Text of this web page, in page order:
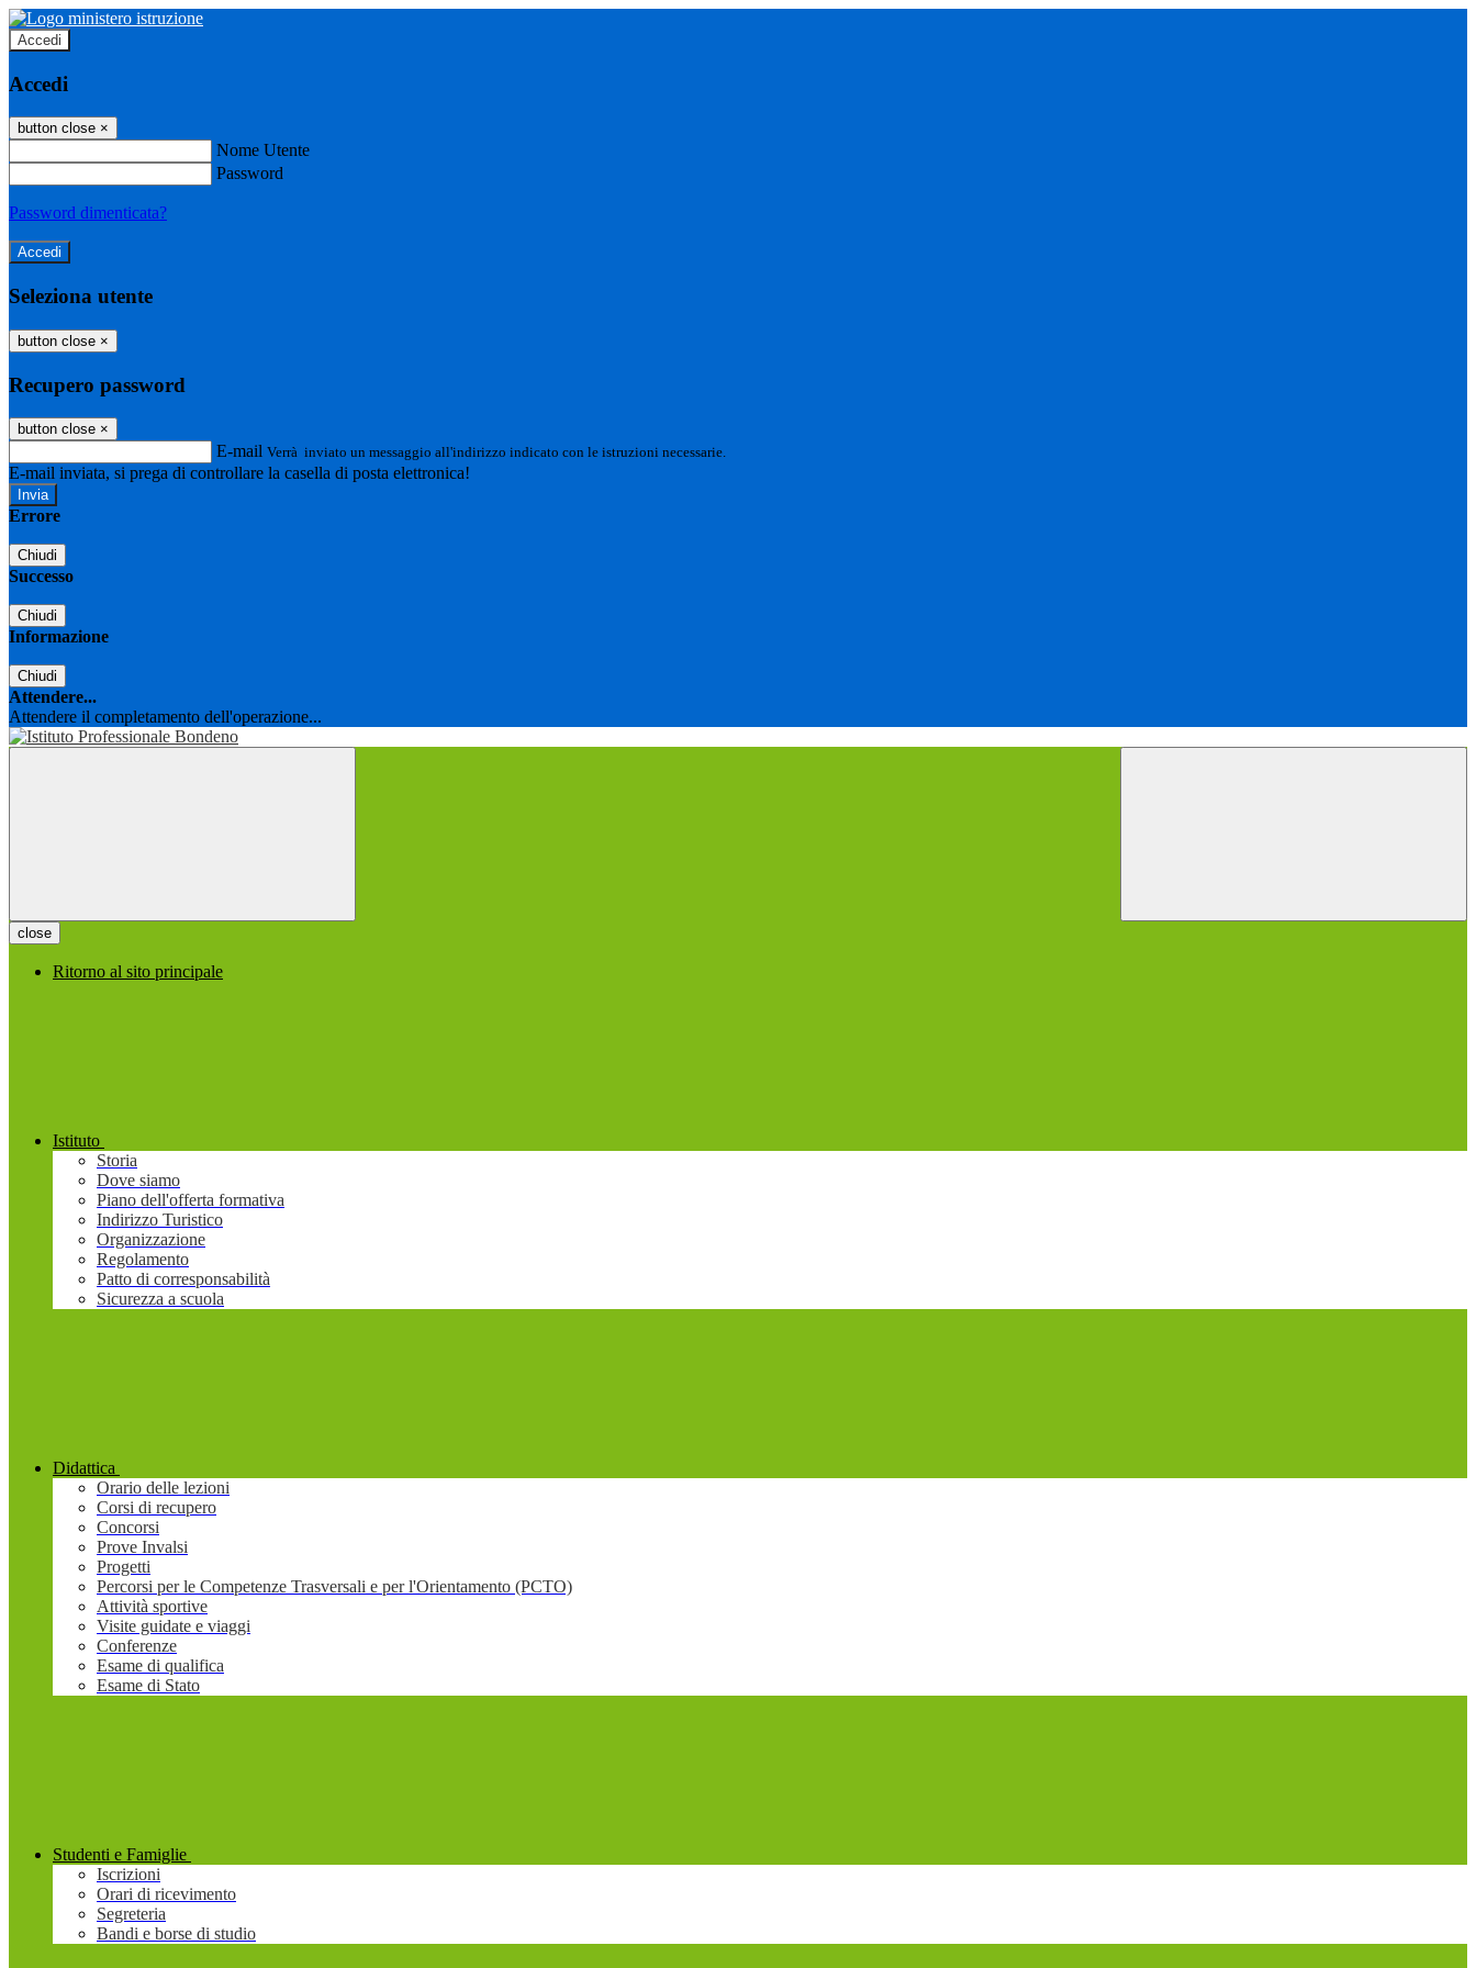
Accedi
Accedi
button close ×
Nome Utente
Password
Password dimenticata?
Seleziona utente
button close ×
Recupero password
button close ×
E-mail Verrà inviato un messaggio all'indirizzo indicato con le istruzioni necessarie.
E-mail inviata, si prega di controllare la casella di posta elettronica!
Errore
Chiudi
Successo
Chiudi
Informazione
Chiudi
Attendere...
Attendere il completamento dell'operazione...
close
Ritorno al sito principale
Istituto
Storia
Dove siamo
Piano dell'offerta formativa
Indirizzo Turistico
Organizzazione
Regolamento
Patto di corresponsabilità
Sicurezza a scuola
Didattica
Orario delle lezioni
Corsi di recupero
Concorsi
Prove Invalsi
Progetti
Percorsi per le Competenze Trasversali e per l'Orientamento (PCTO)
Attività sportive
Visite guidate e viaggi
Conferenze
Esame di qualifica
Esame di Stato
Studenti e Famiglie
Iscrizioni
Orari di ricevimento
Segreteria
Bandi e borse di studio